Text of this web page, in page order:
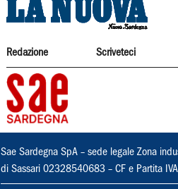
Redazione Scriveteci
Sae Sardegna SpA – sede legale Zona
di Sassari 02328540683 – CF e Partita